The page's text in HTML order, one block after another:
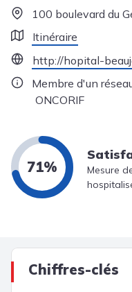
100 boulevard du
Itinéraire
http://hopital-
Membre d'un
ONCORIF
71%
Mesure
Chiffres-clés